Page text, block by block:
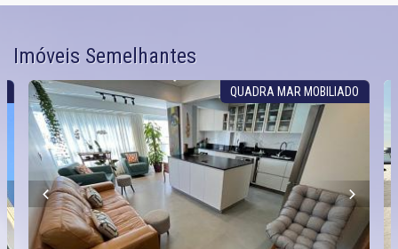
Imóveis Semelhantes
QUADRA MAR MOBILIADO